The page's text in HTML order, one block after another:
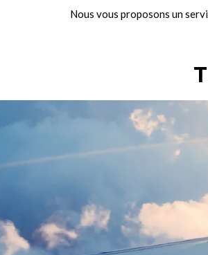
Nous vous proposons un